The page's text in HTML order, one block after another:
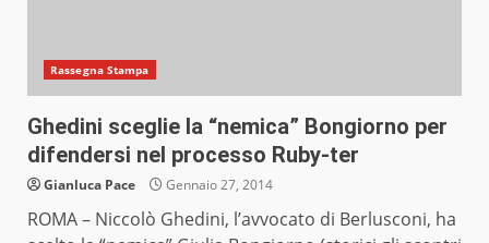
Rassegna Stampa
Ghedini sceglie la “nemica” Bongiorno per
difendersi nel processo Ruby-ter
Gianluca Pace Gennaio 27, 2014
ROMA – Niccolò Ghedini, l’avvocato di Berlusconi, ha